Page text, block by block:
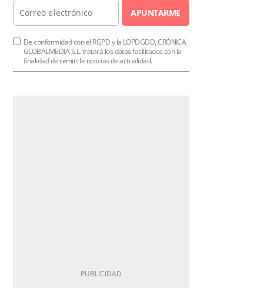
APUNTARME
De conformidad con el RGPD y la LOPDGDD, CRÓNICA
GLOBALMEDIA S.L. tratará los datos facilitados con la
finalidad de remitirle noticias de actualidad.